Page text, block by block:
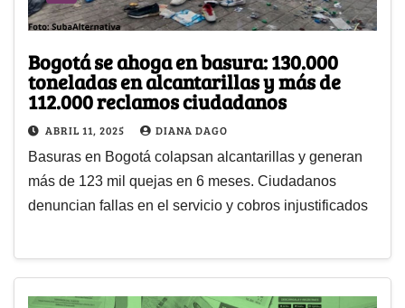
Bogotá se ahoga en basura: 130.000
toneladas en alcantarillas y más de
112.000 reclamos ciudadanos
ABRIL 11, 2025 DIANA DAGO
Basuras en Bogotá colapsan alcantarillas y generan
más de 123 mil quejas en 6 meses. Ciudadanos
denuncian fallas en el servicio y cobros injustificados